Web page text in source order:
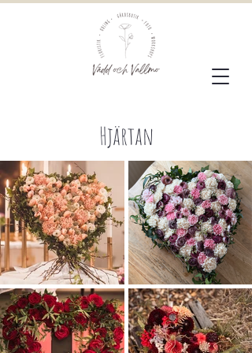
Hjärtan